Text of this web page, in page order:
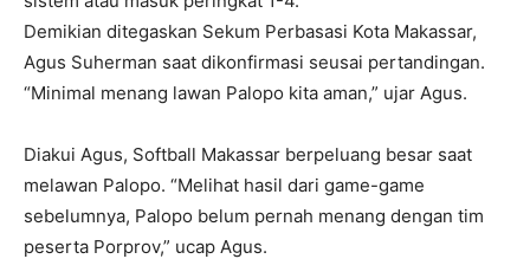
Demikian ditegaskan Sekum Perbasasi Kota Makassar,
Agus Suherman saat dikonfirmasi seusai pertandingan.
“Minimal menang lawan Palopo kita aman,” ujar Agus.
Diakui Agus, Softball Makassar berpeluang besar saat
melawan Palopo. “Melihat hasil dari game-game
sebelumnya, Palopo belum pernah menang dengan tim
peserta Porprov,” ucap Agus.